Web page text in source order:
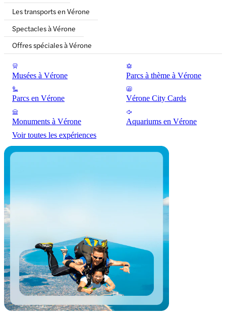
Les transports en Vérone
Spectacles à Vérone
Offres spéciales à Vérone
Musées à Vérone Parcs à thème à Vérone
Parcs en Vérone Vérone City Cards
Monuments à Vérone
Aquariums en Vérone
Voir toutes les expériences